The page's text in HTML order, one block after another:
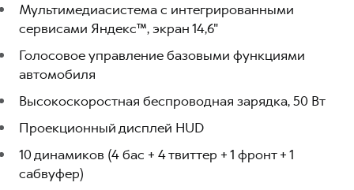
Мультимедиасистема с интегрированными
сервисами Яндекс™, экран 14,6"
Голосовое управление базовыми функциями
автомобиля
Высокоскоростная беспроводная зарядка, 50 Вт
Проекционный дисплей HUD
10 динамиков (4 бас + 4 твиттер + 1 фронт + 1
сабвуфер)